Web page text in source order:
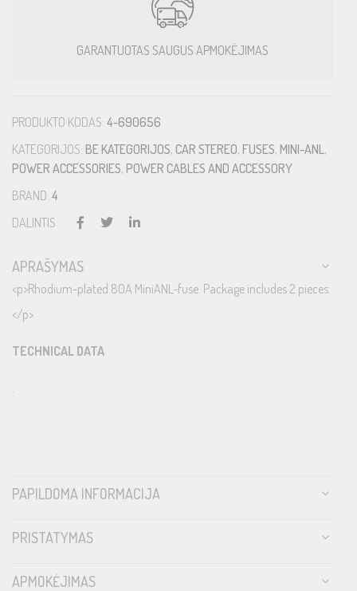
GARANTUOTAS SAUGUS APMOKĖJIMAS
PRODUKTO KODAS: 4-690656
KATEGORIJOS: BE KATEGORIJOS, CAR STEREO, FUSES, MINI-ANL,
POWER ACCESSORIES, POWER CABLES AND ACCESSORY
BRAND: 4
DALINTIS :
APRAŠYMAS
<p>Rhodium-plated 80A MiniANL-fuse. Package includes 2 pieces.
</p>
TECHNICAL DATA
PAPILDOMA INFORMACIJA
PRISTATYMAS
APMOKĖJIMAS